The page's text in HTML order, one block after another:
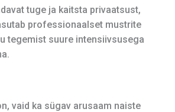
tuge ja kaitsta privaatsust,
professionaalset mustrite
tegemist suure intensiivsusega
vaid ka sügav arusaam naiste